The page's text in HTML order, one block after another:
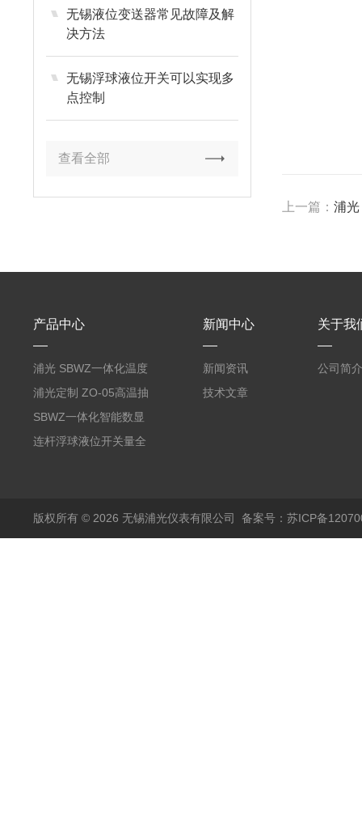
无锡液位变送器常见故障及解
决方法
无锡浮球液位开关可以实现多
点控制
查看全部
上一篇：浦
产品中心
浦光 SBWZ一体化温度
变送器传感器 防爆热电
阻PT100 数显远传4-
20mA2
浦光定制 ZO-05高温抽
气式氧化锆分析仪 防爆
耐腐蚀检测仪
SBWZ一体化智能数显
温度变送器传感器防爆
连杆浮球液位开关量全
新闻中心
新闻资讯
技术文章
关于我
公司简介
版权所有 © 2026 无锡浦光仪表有限公司 备案号：苏ICP备